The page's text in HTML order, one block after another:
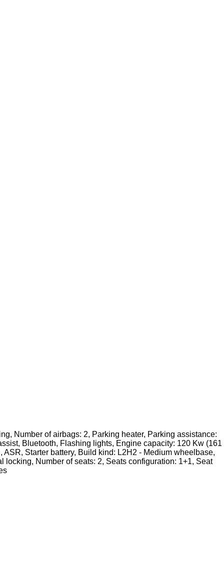
Number of airbags: 2, Parking heater, Parking assistance:
Bluetooth, Flashing lights, Engine capacity: 120 Kw (161
Starter battery, Build kind: L2H2 - Medium wheelbase,
Number of seats: 2, Seats configuration: 1+1, Seat